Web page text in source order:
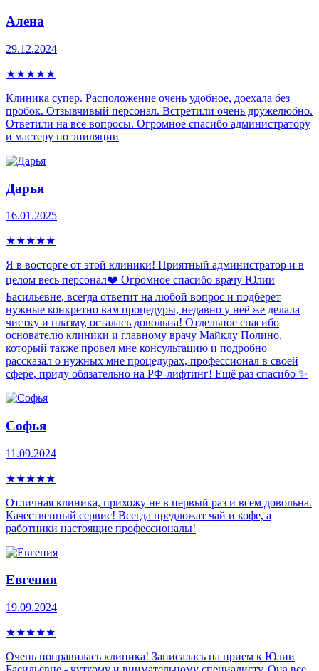
Алена
29.12.2024
★★★★★
Клиника супер. Расположение очень удобное, доехала без
пробок. Отзывчивый персонал. Встретили очень дружелюбно.
Ответили на все вопросы. Огромное спасибо администратору
и мастеру по эпиляции
Дарья
16.01.2025
★★★★★
Я в восторге от этой клиники! Приятный администратор и в
целом весь персонал❤️ Огромное спасибо врачу Юлии
Басильевне, всегда ответит на любой вопрос и подберет
нужные конкретно вам процедуры, недавно у неё же делала
чистку и плазму, осталась довольна! Отдельное спасибо
основателю клиники и главному врачу Майклу Полино,
который также провел мне консультацию и подробно
рассказал о нужных мне процедурах, профессионал в своей
сфере, приду обязательно на РФ-лифтинг! Ещё раз спасибо ✨
Софья
11.09.2024
★★★★★
Отличная клиника, прихожу не в первый раз и всем довольна.
Качественный сервис! Всегда предложат чай и кофе, а
работники настоящие профессионалы!
Евгения
19.09.2024
★★★★★
Очень понравилась клиника! Записалась на прием к Юлии